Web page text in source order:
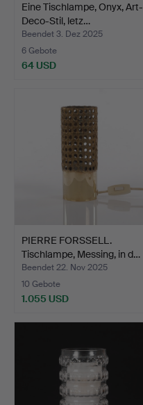
Eine Tischlampe, Onyx, Art-
Deco-Stil, letz…
Beendet 3. Dez 2025
6 Gebote
64 USD
PIERRE FORSSELL.
Tischlampe, Messing, in d…
Beendet 22. Nov 2025
10 Gebote
1.055 USD